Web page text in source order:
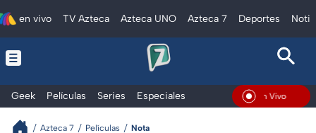
en vivo TV Azteca Azteca UNO Azteca 7 Deportes
Geek Películas Series Especiales En Vivo
Azteca 7 Películas Nota